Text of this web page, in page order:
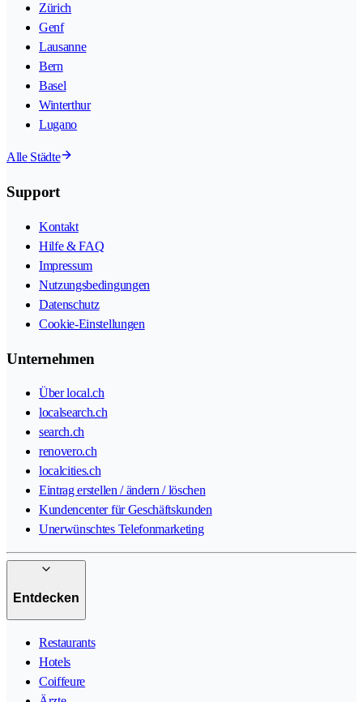
Zürich
Genf
Lausanne
Bern
Basel
Winterthur
Lugano
Alle Städte
Support
Kontakt
Hilfe & FAQ
Impressum
Nutzungsbedingungen
Datenschutz
Cookie-Einstellungen
Unternehmen
Über local.ch
localsearch.ch
search.ch
renovero.ch
localcities.ch
Eintrag erstellen / ändern / löschen
Kundencenter für Geschäftskunden
Unerwünschtes Telefonmarketing
Entdecken
Restaurants
Hotels
Coiffeure